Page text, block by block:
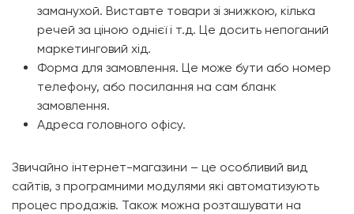
заманухой. Виставте товари зі знижкою, кілька
речей за ціною однієї і т.д. Це досить непоганий
маркетинговий хід.
Форма для замовлення. Це може бути або номер
телефону, або посилання на сам бланк
замовлення.
Адреса головного офісу.
Звичайно інтернет-магазини – це особливий вид
сайтів, з програмними модулями які автоматизують
процес продажів. Також можна розташувати на